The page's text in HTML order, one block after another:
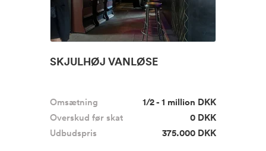
SKJULHØJ VANLØSE
Omsætning
1/2 - 1 million DKK
Overskud før skat
0 DKK
Udbudspris
375.000 DKK